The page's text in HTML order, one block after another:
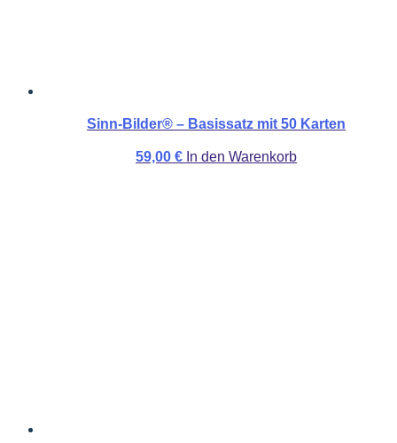
Sinn-Bilder® – Basissatz mit 50 Karten
59,00 € In den Warenkorb